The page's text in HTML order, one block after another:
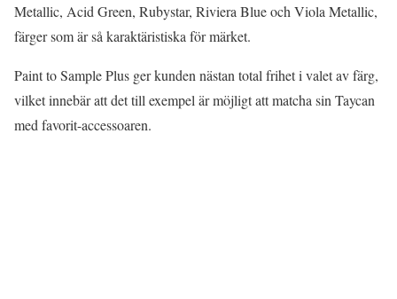
Metallic, Acid Green, Rubystar, Riviera Blue och Viola Metallic,
färger som är så karaktäristiska för märket.
Paint to Sample Plus ger kunden nästan total frihet i valet av färg,
vilket innebär att det till exempel är möjligt att matcha sin Taycan
med favorit-accessoaren.